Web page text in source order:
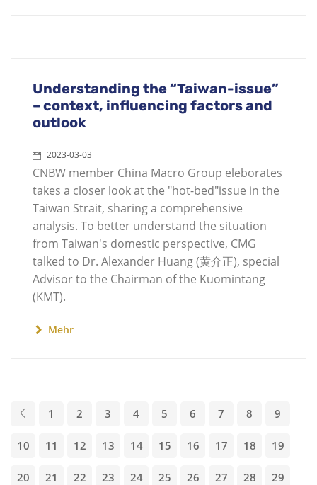
Understanding the “Taiwan-issue”
– context, influencing factors and
outlook
2023-03-03
CNBW member China Macro Group eleborates
takes a closer look at the "hot-bed"issue in the
Taiwan Strait, sharing a comprehensive
analysis. To better understand the situation
from Taiwan's domestic perspective, CMG
talked to Dr. Alexander Huang (黄介正), special
Advisor to the Chairman of the Kuomintang
(KMT).
Mehr
1 2 3 4 5 6 7 8 9
10 11 12 13 14 15 16 17 18 19
20 21 22 23 24 25 26 27 28 29